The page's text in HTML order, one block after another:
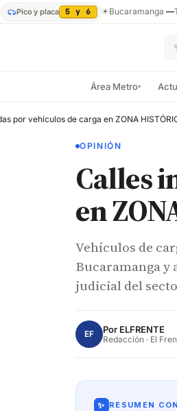
Pico y placa 5 y 6 ☀Bucaramanga —
Área Metro▾
OPINIÓN
Calles
en
Vehículos de
Bucaramanga y
judicial del
EF Por ELFRENTE
Redacción · El
✨ RESUMEN